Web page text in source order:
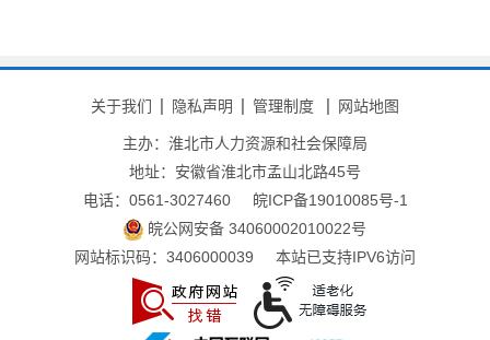
关于我们 隐私声明 管理制度 网站地图
主办：淮北市人力资源和社会保障局
地址：安徽省淮北市孟山北路45号
电话：0561-3027460
皖ICP备19010085号-1
皖公网安备 34060002010022号
网站标识码：3406000039
本站已支持IPV6访问